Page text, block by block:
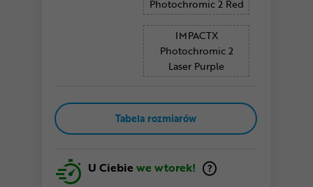
Photochromic 2 Red
IMPACTX
Photochromic 2
Laser Purple
Tabela rozmiarów
U Ciebiewe wtorek!